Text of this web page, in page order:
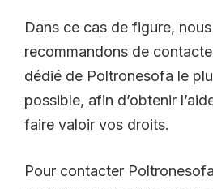
Dans ce cas de figure,
recommandons de
dédié de Poltronesofa le
possible, afin d’obtenir
faire valoir vos droits.
Pour contacter